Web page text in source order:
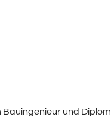
Bauingenieur und Diplom